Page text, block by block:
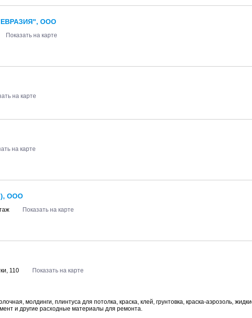
ООО
Показать на карте
на карте
на карте
ООО
Показать на карте
110
Показать на карте
молдинги, плинтуса для потолка, краска, клей, грунтовка, краска-аэрозоль,
и другие расходные материалы для ремонта.